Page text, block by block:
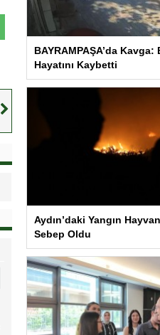
BAYRAMPAŞA’da Kavga:
Hayatını Kaybetti
Aydın’daki Yangın
Sebep Oldu